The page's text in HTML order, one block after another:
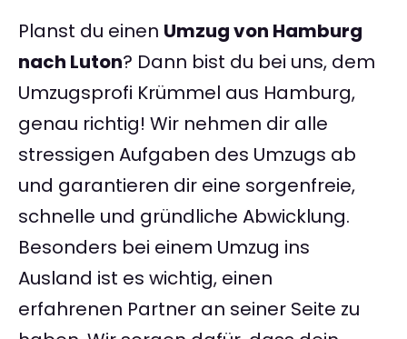
Planst du einen Umzug von Hamburg
nach Luton? Dann bist du bei uns, dem
Umzugsprofi Krümmel aus Hamburg,
genau richtig! Wir nehmen dir alle
stressigen Aufgaben des Umzugs ab
und garantieren dir eine sorgenfreie,
schnelle und gründliche Abwicklung.
Besonders bei einem Umzug ins
Ausland ist es wichtig, einen
erfahrenen Partner an seiner Seite zu